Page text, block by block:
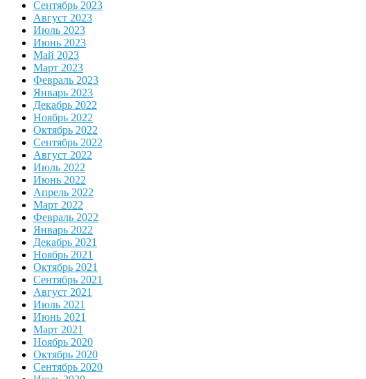
Сентябрь 2023
Август 2023
Июль 2023
Июнь 2023
Май 2023
Март 2023
Февраль 2023
Январь 2023
Декабрь 2022
Ноябрь 2022
Октябрь 2022
Сентябрь 2022
Август 2022
Июль 2022
Июнь 2022
Апрель 2022
Март 2022
Февраль 2022
Январь 2022
Декабрь 2021
Ноябрь 2021
Октябрь 2021
Сентябрь 2021
Август 2021
Июль 2021
Июнь 2021
Март 2021
Ноябрь 2020
Октябрь 2020
Сентябрь 2020